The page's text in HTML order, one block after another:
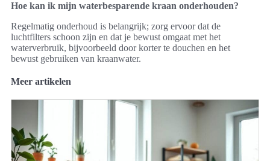
Hoe kan ik mijn waterbesparende kraan onderhouden?
Regelmatig onderhoud is belangrijk; zorg ervoor dat de
luchtfilters schoon zijn en dat je bewust omgaat met het
waterverbruik, bijvoorbeeld door korter te douchen en het
bewust gebruiken van kraanwater.
Meer artikelen